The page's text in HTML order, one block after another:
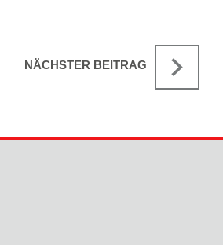
NÄCHSTER BEITRAG